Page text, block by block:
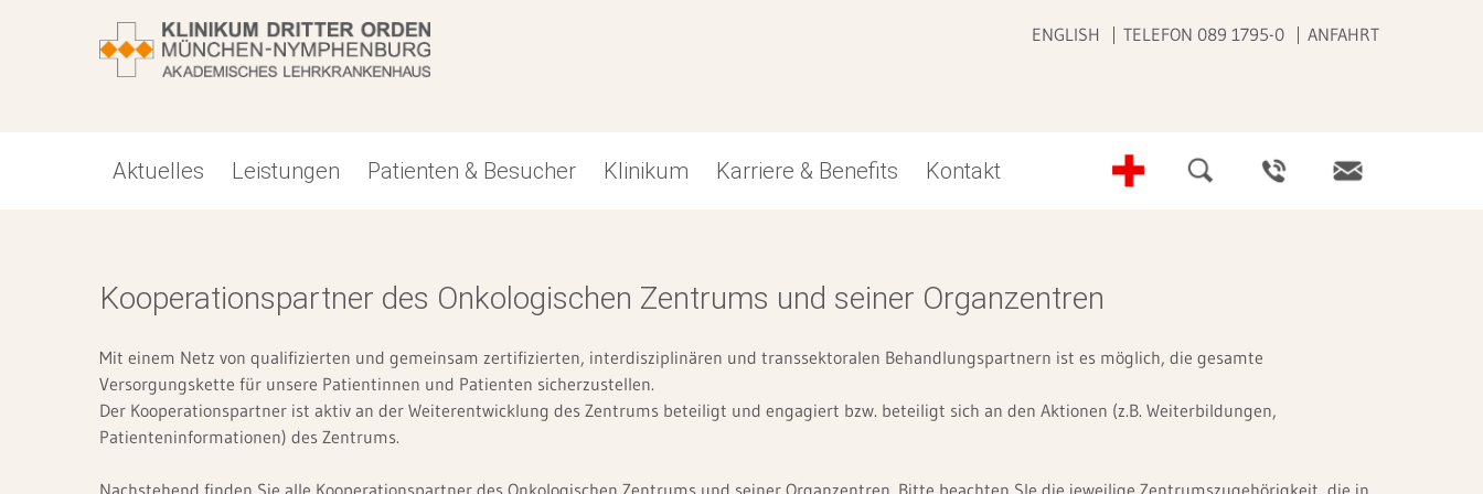
ENGLISH TELEFON 089 1795-0 ANFAHRT
Aktuelles
Meldungen
Downloads
Presse
Newsletter allgemein
Leistungen
Allgemein-, Visceral- und Thoraxchirurgie
Anästhesie und Intensivmedizin
Gefäßchirurgie
Gynäkologie und Geburtshilfe
Ambulantes OP-Zentrum
Brustkrebszentrum
Chest Pain Unit
Erwachsenenklinik
Kinderklinik
Patienten & Besucher
Patienten FAQ
Besucher FAQ
Geburt am Klinikum
Patientenportal
Klinikum
Leitung
Digitalisierung/KHZG
Förderverein der Kinderklinik
Geschichte
Karriere & Benefits
Stellenanzeigen
Benefits
Ansprechpartner
Schule für Pflege
Ausbildungen
Praktikum
Kontakt
Notfall-Telefonnummern
Telefonnummern finden
Sprechzeiten finden
Kontaktformular
Kooperationspartner des Onkologischen Zentrums und seiner Organzentren
Mit einem Netz von qualifizierten und gemeinsam zertifizierten, interdisziplinären und transsektoralen Behandlungspartnern ist es möglich, die gesamte
Versorgungskette für unsere Patientinnen und Patienten sicherzustellen.
Der Kooperationspartner ist aktiv an der Weiterentwicklung des Zentrums beteiligt und engagiert bzw. beteiligt sich an den Aktionen (z.B. Weiterbildungen,
Patienteninformationen) des Zentrums.
Nachstehend finden Sie alle Kooperationspartner des Onkologischen Zentrums und seiner Organzentren. Bitte beachten SIe die jeweilige Zentrumszugehörigkeit, die in